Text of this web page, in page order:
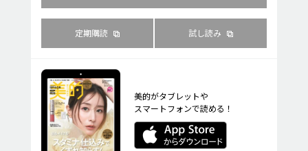
定期購読 試し読み
美的がタブレットや
スマートフォンで読める！